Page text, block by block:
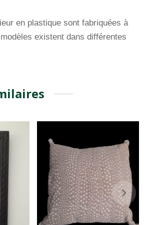
en plastique sont fabriquées à
existent dans différentes